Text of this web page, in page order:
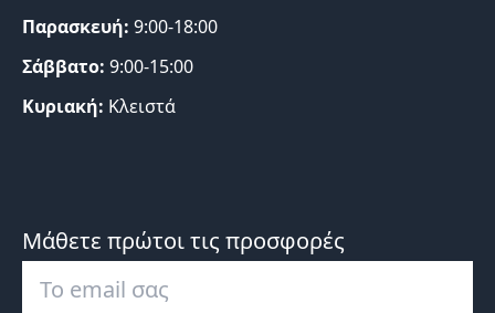
Παρασκευή: 9:00-18:00
Σάββατο: 9:00-15:00
Κυριακή: Κλειστά
Μάθετε πρώτοι τις προσφορές